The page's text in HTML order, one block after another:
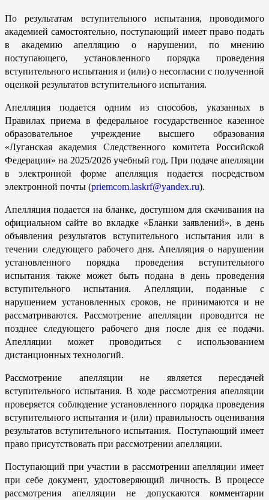
По результатам вступительного испытания, проводимого
академией самостоятельно, поступающий имеет право подать
в академию апелляцию о нарушении, по мнению
поступающего, установленного порядка проведения
вступительного испытания и (или) о несогласии с полученной
оценкой результатов вступительного испытания.
Апелляция подается одним из способов, указанных в
Правилах приема в федеральное государственное казенное
образовательное учреждение высшего образования
«Луганская академия Следственного комитета Российской
Федерации» на 2025/2026 учебный год. При подаче апелляции
в электронной форме апелляция подается посредством
электронной почты (priemcom.laskrf@yandex.ru).
Апелляция подается на бланке, доступном для скачивания на
официальном сайте во вкладке «Бланки заявлений», в день
объявления результатов вступительного испытания или в
течении следующего рабочего дня. Апелляция о нарушении
установленного порядка проведения вступительного
испытания также может быть подана в день проведения
вступительного испытания. Апелляции, поданные с
нарушением установленных сроков, не принимаются и не
рассматриваются. Рассмотрение апелляции проводится не
позднее следующего рабочего дня после дня ее подачи.
Апелляции может проводиться с использованием
дистанционных технологий.
Рассмотрение апелляции не является пересдачей
вступительного испытания. В ходе рассмотрения апелляции
проверяется соблюдение установленного порядка проведения
вступительного испытания и (или) правильность оценивания
результатов вступительного испытания. Поступающий имеет
право присутствовать при рассмотрении апелляции.
Поступающий при участии в рассмотрении апелляции имеет
при себе документ, удостоверяющий личность. В процессе
рассмотрения апелляции не допускаются комментарии